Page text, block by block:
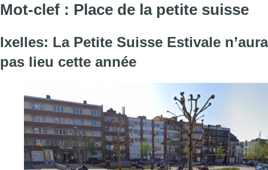
Mot-clef : Place de la petite suisse
Ixelles: La Petite Suisse Estivale n’aura
pas lieu cette année